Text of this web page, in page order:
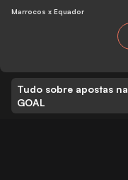
Marrocos x Equador
Tudo sobre apostas na
GOAL